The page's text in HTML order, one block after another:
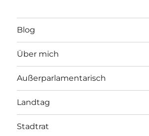
Blog
Über mich
Außerparlamentarisch
Landtag
Stadtrat